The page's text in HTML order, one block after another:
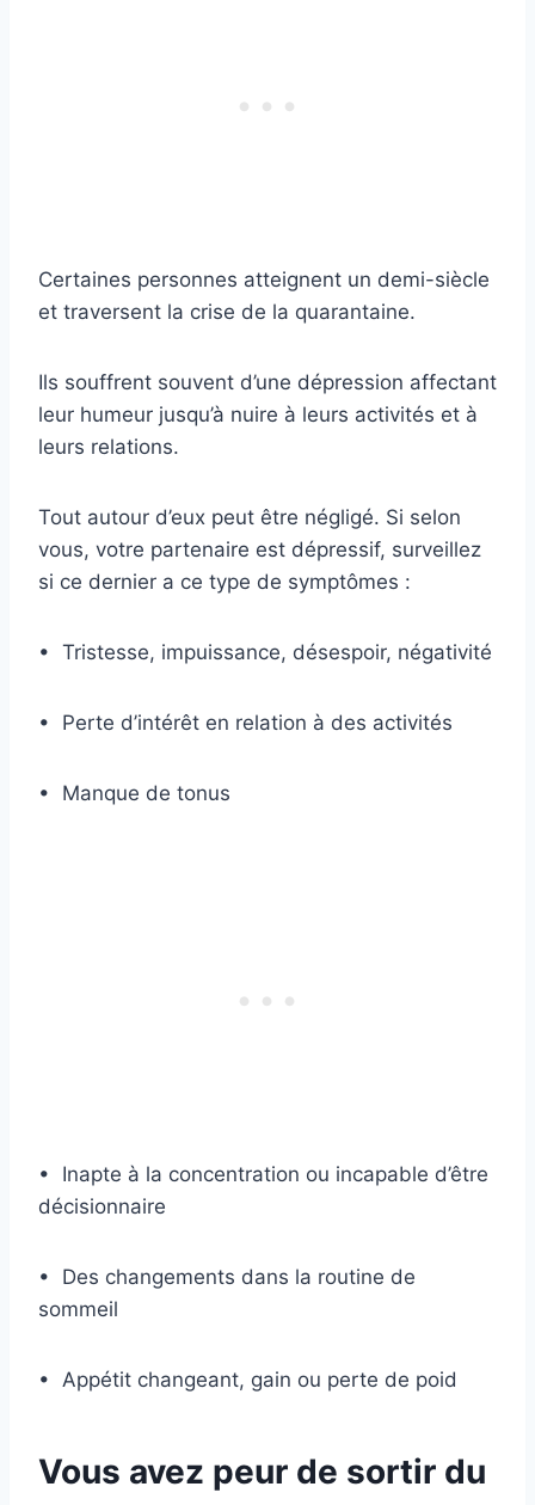
Certaines personnes atteignent un demi-siècle
et traversent la crise de la quarantaine.
Ils souffrent souvent d’une dépression affectant
leur humeur jusqu’à nuire à leurs activités et à
leurs relations.
Tout autour d’eux peut être négligé. Si selon
vous, votre partenaire est dépressif, surveillez
si ce dernier a ce type de symptômes :
• Tristesse, impuissance, désespoir, négativité
• Perte d’intérêt en relation à des activités
• Manque de tonus
• Inapte à la concentration ou incapable d’être
décisionnaire
• Des changements dans la routine de
sommeil
• Appétit changeant, gain ou perte de poid
Vous avez peur de sortir du